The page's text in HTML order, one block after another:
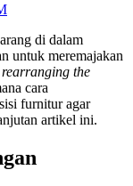
di dalam
untuk meremajakan
rearranging the
cara
furnitur agar
artikel ini.